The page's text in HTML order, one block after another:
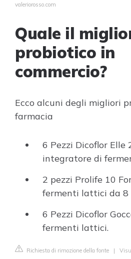
valeriorosso.com
Quale il
probiotico in
commercio?
Ecco alcuni degli migliori
farmacia
6 Pezzi Dicoflor Elle
integratore di
2 pezzi Prolife 10
fermenti lattici da 8
6 Pezzi Dicoflor
fermenti lattici.
Richiesta di rimozione della fonte |